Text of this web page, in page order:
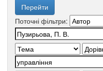
Поточні фільтри: